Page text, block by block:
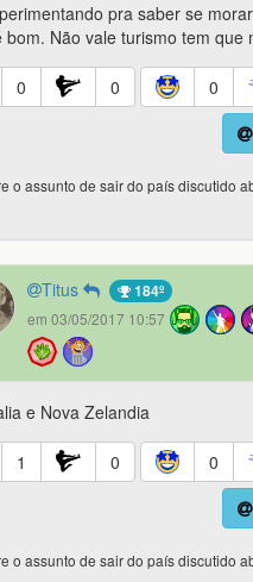
pra saber se
bom. Não vale turismo tem que
0 0 0
o assunto de sair do país discutido
Titus 184º
em 03/05/2017 10:57
e Nova Zelandia
1 0 0
o assunto de sair do país discutido